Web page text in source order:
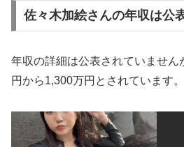
佐々木加絵さんの年収は公
年収の詳細は公表されていません
円から1,300万円とされています。